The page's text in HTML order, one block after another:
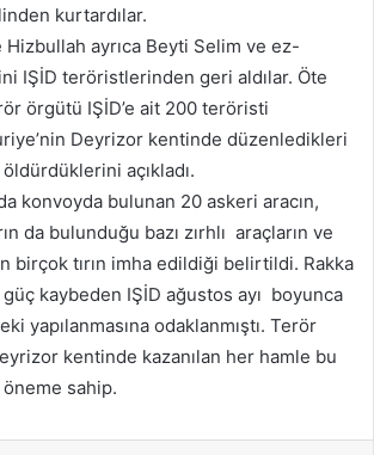
kurtardılar.
ayrıca Beyti Selim ve ez-
IŞİD teröristlerinden geri aldılar. Öte
örgütü IŞİD’e ait 200 teröristi
Deyrizor kentinde düzenledikleri
öldürdüklerini açıkladı.
konvoyda bulunan 20 askeri aracın,
da bulunduğu bazı zırhlı araçların ve
birçok tırın imha edildiği belirtildi. Rakka
güç kaybeden IŞİD ağustos ayı boyunca
yapılanmasına odaklanmıştı. Terör
kentinde kazanılan her hamle bu
sahip.